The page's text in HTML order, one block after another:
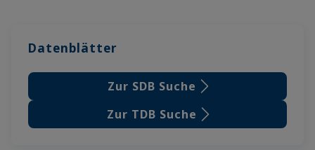
Datenblätter
Zur SDB Suche
Zur TDB Suche